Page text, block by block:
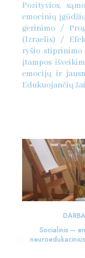
Pozityvios,
emocinių
gerinimo /
(Izraelis) /
ryšio
įtampos
emocijų ir
Edukuojančių
Socialinis –